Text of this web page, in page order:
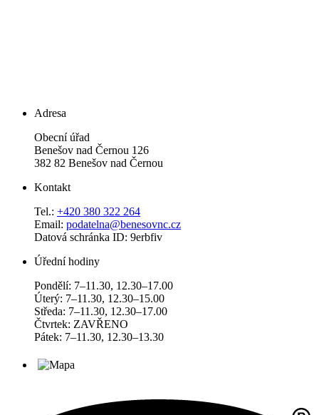
Adresa
Obecní úřad
Benešov nad Černou 126
382 82 Benešov nad Černou
Kontakt
Tel.: +420 380 322 264
Email: podatelna@benesovnc.cz
Datová schránka ID: 9erbfiv
Úřední hodiny
Pondělí: 7–11.30, 12.30–17.00
Úterý: 7–11.30, 12.30–15.00
Středa: 7–11.30, 12.30–17.00
Čtvrtek: ZAVŘENO
Pátek: 7–11.30, 12.30–13.30